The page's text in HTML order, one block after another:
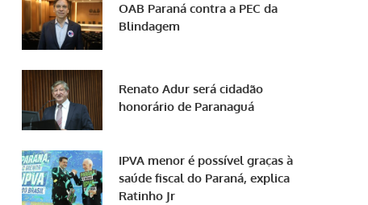
OAB Paraná contra a PEC da
Blindagem
Renato Adur será cidadão
honorário de Paranaguá
IPVA menor é possível graças à
saúde fiscal do Paraná, explica
Ratinho Jr